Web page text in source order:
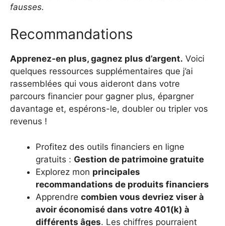
fausses.
Recommandations
Apprenez-en plus, gagnez plus d’argent. Voici
quelques ressources supplémentaires que j’ai
rassemblées qui vous aideront dans votre
parcours financier pour gagner plus, épargner
davantage et, espérons-le, doubler ou tripler vos
revenus !
Profitez des outils financiers en ligne
gratuits : Gestion de patrimoine gratuite
Explorez mon principales
recommandations de produits financiers
Apprendre combien vous devriez viser à
avoir économisé dans votre 401(k) à
différents âges. Les chiffres pourraient